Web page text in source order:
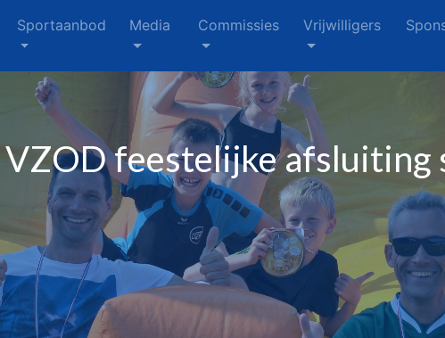
Sportaanbod Media Commissies Vrijwilligers
feestelijke afsluiting